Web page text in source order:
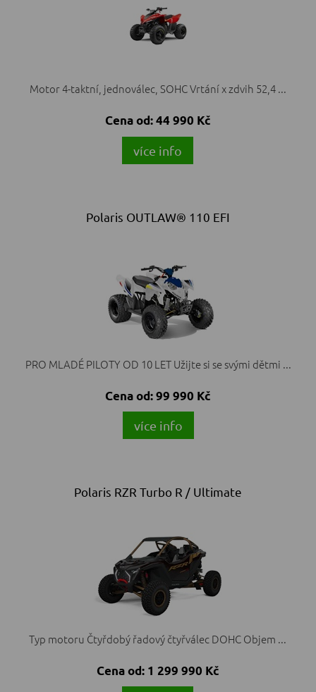
Motor 4-taktní, jednoválec, SOHC Vrtání x zdvih 52,4 ...
Cena od:44 990 Kč
více info
Polaris OUTLAW® 110 EFI
PRO MLADÉ PILOTY OD 10 LET Užijte si se svými dětmi ...
Cena od:99 990 Kč
více info
Polaris RZR Turbo R / Ultimate
Typ motoru Čtyřdobý řadový čtyřválec DOHC Objem ...
Cena od: 1 299 990 Kč